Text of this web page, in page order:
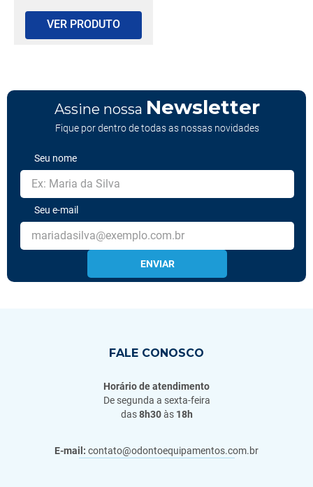
VER PRODUTO
Assine nossa Newsletter
Fique por dentro de todas as nossas novidades
Seu nome
Seu e-mail
ENVIAR
FALE CONOSCO
Horário de atendimento
De segunda a sexta-feira
das8h30às 18h
E-mail: contato@odontoequipamentos.com.br